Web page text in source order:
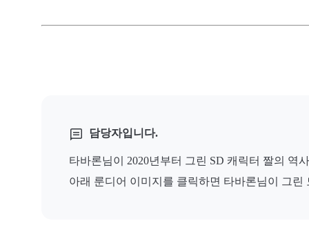
담당자입니다.
타바론님이 2020년부터 그린 SD 캐릭터 짤의 역
아래 룬디어 이미지를 클릭하면 타바론님이 그린